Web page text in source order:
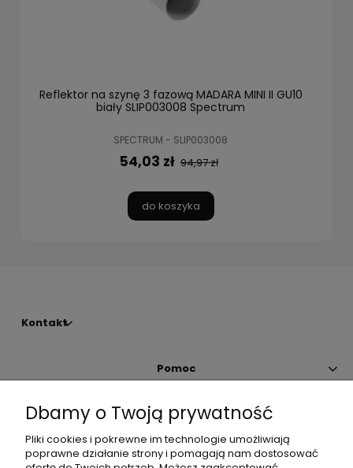
Reflektor na szynę 3 fazową MADARA MINI II GU10
biały SLIP003008 Spectrum
SPECTRUM - SLIP003008
54,03 zł 94,97 zł
do koszyka
Kontakt
Pomoc
Moje konto
Płatności i dostawa
Dbamy o Twoją prywatność
Pliki cookies i pokrewne im technologie umożliwiają
poprawne działanie strony i pomagają nam dostosować